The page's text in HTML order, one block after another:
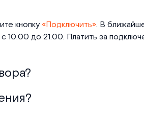
кнопку«Подключить». В
до 21.00. Платить за